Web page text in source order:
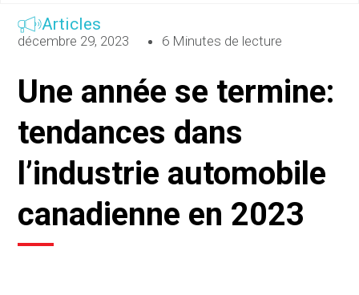
Articles
décembre 29, 2023 6 Minutes de lecture
Une année se termine:
tendances dans
l’industrie automobile
canadienne en 2023